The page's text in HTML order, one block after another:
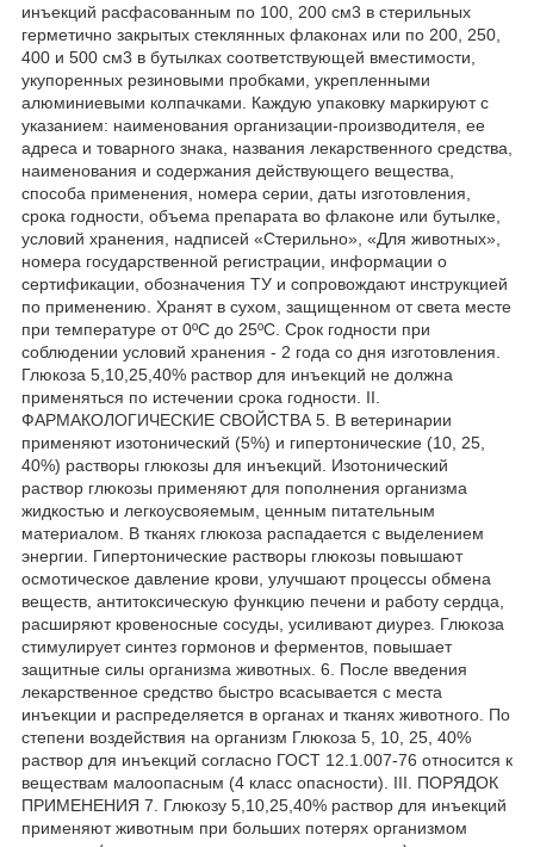
инъекций расфасованным по 100, 200 см3 в стерильных
герметично закрытых стеклянных флаконах или по 200, 250,
400 и 500 см3 в бутылках соответствующей вместимости,
укупоренных резиновыми пробками, укрепленными
алюминиевыми колпачками. Каждую упаковку маркируют с
указанием: наименования организации-производителя, ее
адреса и товарного знака, названия лекарственного средства,
наименования и содержания действующего вещества,
способа применения, номера серии, даты изготовления,
срока годности, объема препарата во флаконе или бутылке,
условий хранения, надписей «Стерильно», «Для животных»,
номера государственной регистрации, информации о
сертификации, обозначения ТУ и сопровождают инструкцией
по применению. Хранят в сухом, защищенном от света месте
при температуре от 0ºС до 25ºС. Срок годности при
соблюдении условий хранения - 2 года со дня изготовления.
Глюкоза 5,10,25,40% раствор для инъекций не должна
применяться по истечении срока годности. II.
ФАРМАКОЛОГИЧЕСКИЕ СВОЙСТВА 5. В ветеринарии
применяют изотонический (5%) и гипертонические (10, 25,
40%) растворы глюкозы для инъекций. Изотонический
раствор глюкозы применяют для пополнения организма
жидкостью и легкоусвояемым, ценным питательным
материалом. В тканях глюкоза распадается с выделением
энергии. Гипертонические растворы глюкозы повышают
осмотическое давление крови, улучшают процессы обмена
веществ, антитоксическую функцию печени и работу сердца,
расширяют кровеносные сосуды, усиливают диурез. Глюкоза
стимулирует синтез гормонов и ферментов, повышает
защитные силы организма животных. 6. После введения
лекарственное средство быстро всасывается с места
инъекции и распределяется в органах и тканях животного. По
степени воздействия на организм Глюкоза 5, 10, 25, 40%
раствор для инъекций согласно ГОСТ 12.1.007-76 относится к
веществам малоопасным (4 класс опасности). III. ПОРЯДОК
ПРИМЕНЕНИЯ 7. Глюкозу 5,10,25,40% раствор для инъекций
применяют животным при больших потерях организмом